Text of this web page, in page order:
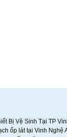
Bị Vệ Sinh Tại TP
ốp lát tại Vinh Nghệ